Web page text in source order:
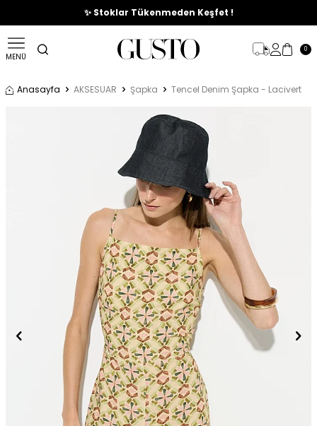
🎉%70'e Varan Büyük Yaz İndirim Başladı !
✨ Stoklar Tükenmeden Keşfet !
MENÜ
0
Anasayfa AKSESUAR Şapka Tencel Denim Şapka - Lacivert